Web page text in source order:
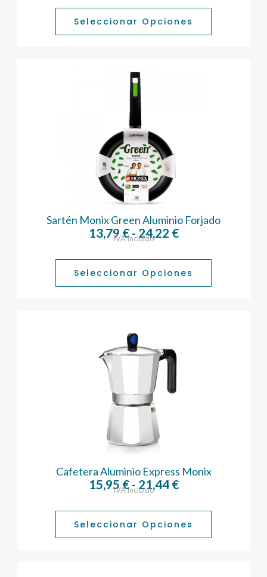
precios:
desde
57,09 €
Seleccionar Opciones
Sartén Monix Green Aluminio Forjado
13,79€ -24,22 €Rango
precios:
desde
13,79 €
IVA incluido
Seleccionar Opciones
Cafetera Aluminio Express Monix
15,95€ -21,44 €Rango
precios:
desde
15,95 €
IVA incluido
Seleccionar Opciones